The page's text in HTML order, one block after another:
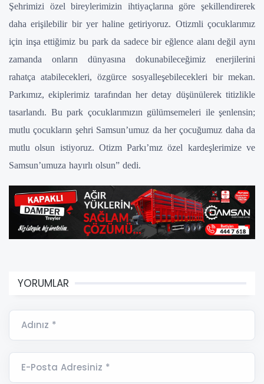
Şehrimizi özel bireylerimizin ihtiyaçlarına göre şekillendirerek
daha erişilebilir bir yer haline getiriyoruz. Otizmli çocuklarımız
için inşa ettiğimiz bu park da sadece bir eğlence alanı değil aynı
zamanda onların dünyasına dokunabileceğimiz enerjilerini
rahatça atabilecekleri, özgürce sosyalleşebilecekleri bir mekan.
Parkımız, ekiplerimiz tarafından her detay düşünülerek titizlikle
tasarlandı. Bu park çocuklarımızın gülümsemeleri ile şenlensin;
mutlu çocukların şehri Samsun’umuz da her çocuğumuz daha da
mutlu olsun istiyoruz. Otizm Parkı’mız özel kardeşlerimize ve
Samsun’umuza hayırlı olsun” dedi.
YORUMLAR
Adınız *
E-Posta Adresiniz *